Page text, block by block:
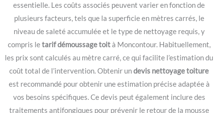
essentielle. Les coûts associés peuvent varier en fonction de
plusieurs facteurs, tels que la superficie en mètres carrés, le
niveau de saleté accumulée et le type de nettoyage requis, y
compris letarif démoussage toità Moncontour. Habituellement,
les prix sont calculés au mètre carré, ce qui facilite l’estimation du
coût total de l’intervention. Obtenir undevis nettoyage toiture
est recommandé pour obtenir une estimation précise adaptée à
vos besoins spécifiques. Ce devis peut également inclure des
traitements antifongiques pour prévenir le retour de la mousse